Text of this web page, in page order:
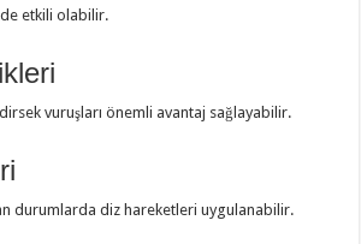
etkili olabilir.
dirsek vuruşları önemli avantaj sağlayabilir.
durumlarda diz hareketleri uygulanabilir.